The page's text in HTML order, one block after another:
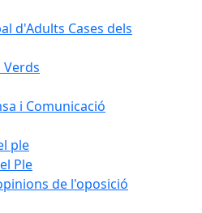
d'Adults Cases dels
Verds
i Comunicació
ple
Ple
de l'oposició